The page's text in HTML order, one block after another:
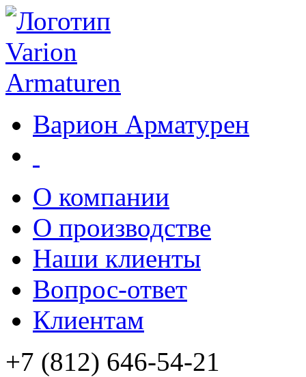
Варион Арматурен
О компании
О производстве
Наши клиенты
Вопрос-ответ
Клиентам
+7 (812) 646-54-21